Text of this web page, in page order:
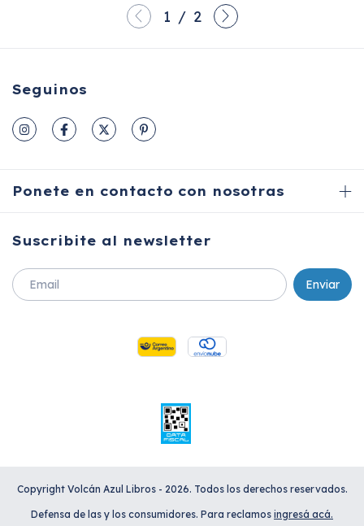
1 / 2
Seguinos
Ponete en contacto con nosotras
Suscribite al newsletter
Copyright Volcán Azul Libros - 2026. Todos los derechos reservados.
Defensa de las y los consumidores. Para reclamos ingresá acá.